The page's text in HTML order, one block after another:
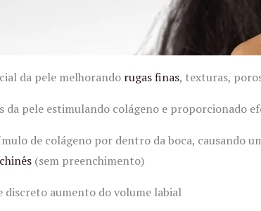
da pele melhorando rugas finas, texturas,
da pele estimulando colágeno e proporcionado
de colágeno por dentro da boca, causando
(sem preenchimento)
discreto aumento do volume labial